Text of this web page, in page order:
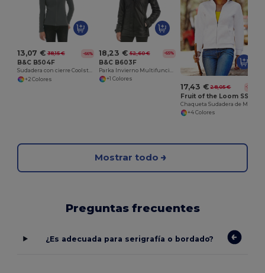
13,07 € 38,15 € -66%
B&C B504F
Sudadera con cierre Coolstar
+2 Colores
18,23 € 52,60 € -65%
B&C B603F
+1 Colores
17,43 € 28,05 € -38%
+4 Colores
Mostrar todo
Preguntas frecuentes
¿Es adecuada para serigrafía o bordado?